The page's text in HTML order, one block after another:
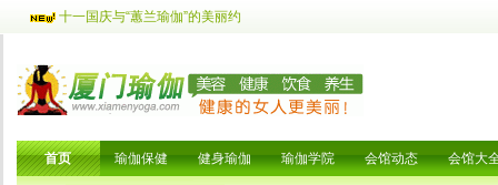
十一国庆与“蕙兰瑜伽”的美丽约
首页 瑜伽保健 健身瑜伽 瑜伽学院 会馆动态 会馆大